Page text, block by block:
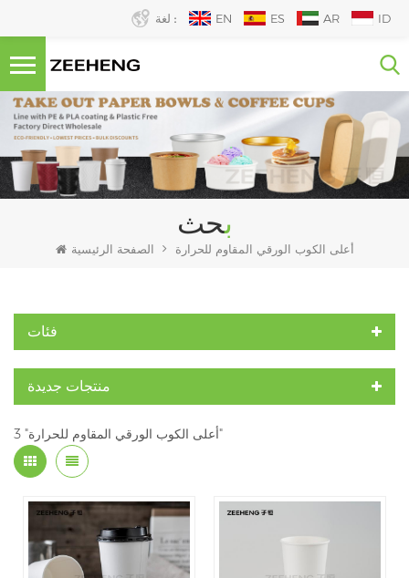
لغة : EN ES AR ID
بحث
الصفحة الرئيسية أعلى الكوب الورقي المقاوم للحرارة
فئات
منتجات جديدة
3 "أعلى الكوب الورقي المقاوم للحرارة"